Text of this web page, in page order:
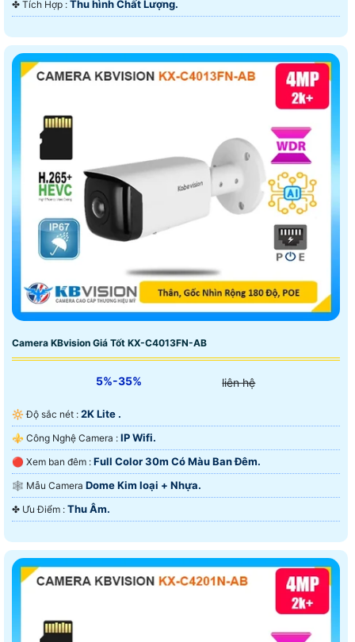
️✤ Tích Hợp : Thu hình Chất Lượng.
Camera KBvision Giá Tốt KX-C4013FN-AB
5%-35% liên hệ
🔆 Độ sắc nét : 2K Lite .
⚜️ Công Nghệ Camera : IP Wifi.
🔴 Xem ban đêm : Full Color 30m Có Màu Ban Ðêm.
🕸️ Mẫu Camera Dome Kim loại + Nhựa.
️✤ Ưu Điểm : Thu Âm.